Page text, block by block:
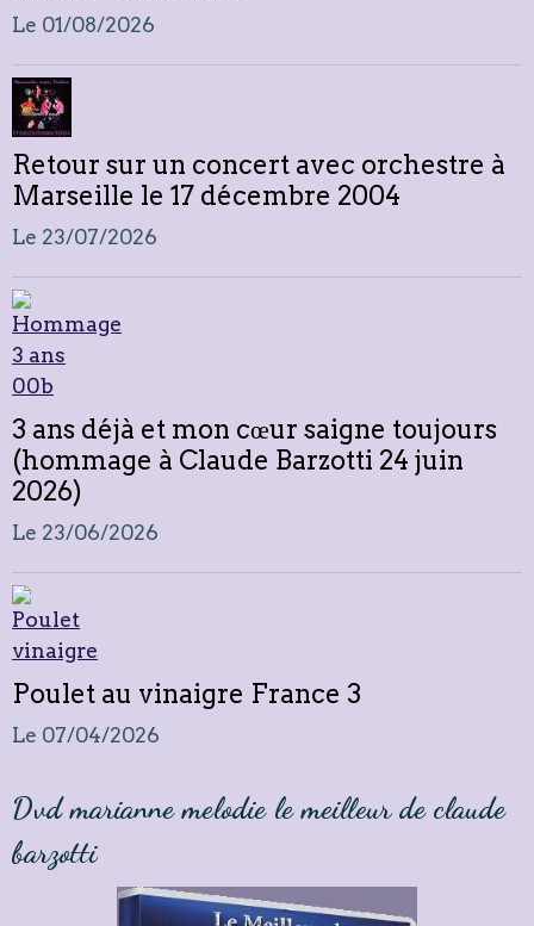
Le 01/08/2026
Retour sur un concert avec orchestre à
Marseille le 17 décembre 2004
Le 23/07/2026
3 ans déjà et mon cœur saigne toujours
(hommage à Claude Barzotti 24 juin
2026)
Le 23/06/2026
Poulet au vinaigre France 3
Le 07/04/2026
Dvd marianne melodie le meilleur de claude
barzotti